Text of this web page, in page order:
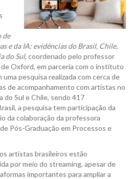
de
e da IA: evidências do Brasil, Chile,
do Sul, coordenado pelo professor
Oxford, em parceria com o instituto
pesquisa realizada com cerca de
de acompanhamento com artistas no
do Sul e Chile, sendo 417
a pesquisa tem participação da
da colaboração da professora
Pós-Graduação em Processos e
artistas brasileiros estão
por meio do streaming, apesar de
importantes para ampliar a